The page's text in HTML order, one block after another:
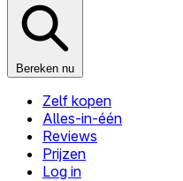
Bereken nu
Zelf kopen
Alles-in-één
Reviews
Prijzen
Log in